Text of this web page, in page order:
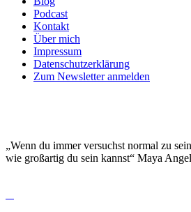
Podcast
Kontakt
Über mich
Impressum
Datenschutzerklärung
Zum Newsletter anmelden
„Wenn du immer versuchst normal zu
wie großartig du sein kannst“ Maya